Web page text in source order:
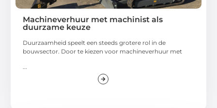
Machineverhuur met machinist als
duurzame keuze
Duurzaamheid speelt een steeds grotere rol in de
bouwsector. Door te kiezen voor machineverhuur met
...